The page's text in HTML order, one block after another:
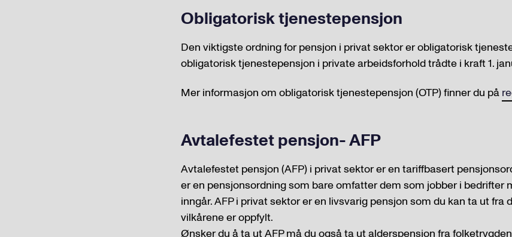
Obligatorisk tjenestepensjon
Den viktigste ordning for pensjon i privat sektor er obligatorisk
obligatorisk tjenestepensjon i private arbeidsforhold trådte i kraft 1.
Mer informasjon om obligatorisk tjenestepensjon (OTP) finner du på
Avtalefestet pensjon- AFP
Avtalefestet pensjon (AFP) i privat sektor er en tariffbasert
er en pensjonsordning som bare omfatter dem som jobber i bedrifter
inngår. AFP i privat sektor er en livsvarig pensjon som du kan ta ut fra
vilkårene er oppfylt.
Ønsker du å ta ut AFP må du også ta ut alderspensjon fra